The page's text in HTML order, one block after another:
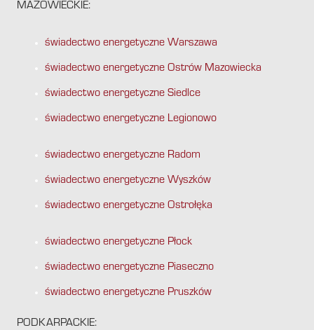
MAZOWIECKIE:
świadectwo energetyczne Warszawa
świadectwo energetyczne Ostrów Mazowiecka
świadectwo energetyczne Siedlce
świadectwo energetyczne Legionowo
świadectwo energetyczne Radom
świadectwo energetyczne Wyszków
świadectwo energetyczne Ostrołęka
świadectwo energetyczne Płock
świadectwo energetyczne Piaseczno
świadectwo energetyczne Pruszków
PODKARPACKIE: